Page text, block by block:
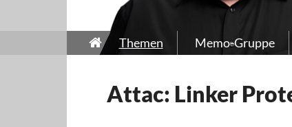
Themen Memo-Gruppe
Attac: Linker